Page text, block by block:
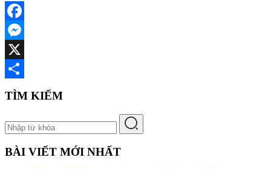
Facebook
Messenger
X
Share
TÌM KIẾM
BÀI VIẾT MỚI NHẤT